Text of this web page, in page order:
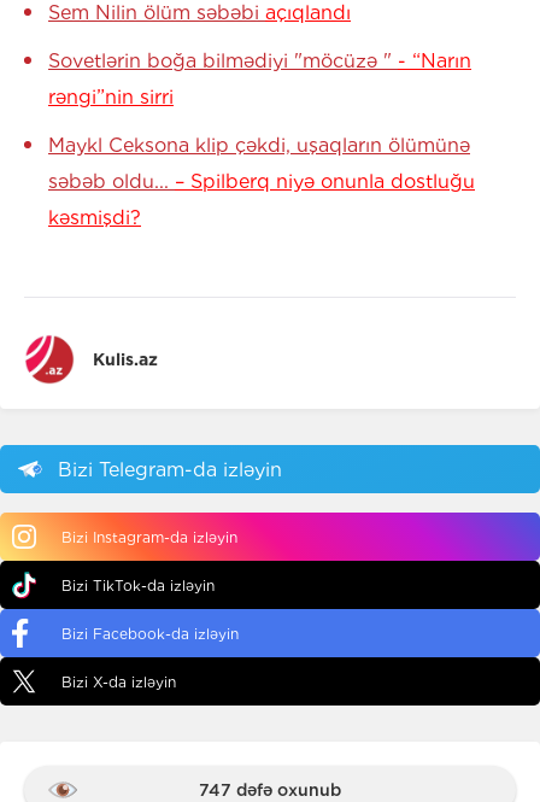
Sem Nilin ölüm səbəbi açıqlandı
Sovetlərin boğa bilmədiyi "möcüzə " - “Narın
rəngi”nin sirri
Maykl Ceksona klip çəkdi, uşaqların ölümünə
səbəb oldu... – Spilberq niyə onunla dostluğu
kəsmişdi?
Kulis.az
Bizi Telegram-da izləyin
Bizi Instagram-da izləyin
Bizi TikTok-da izləyin
Bizi Facebook-da izləyin
Bizi X-da izləyin
747 dəfə oxunub